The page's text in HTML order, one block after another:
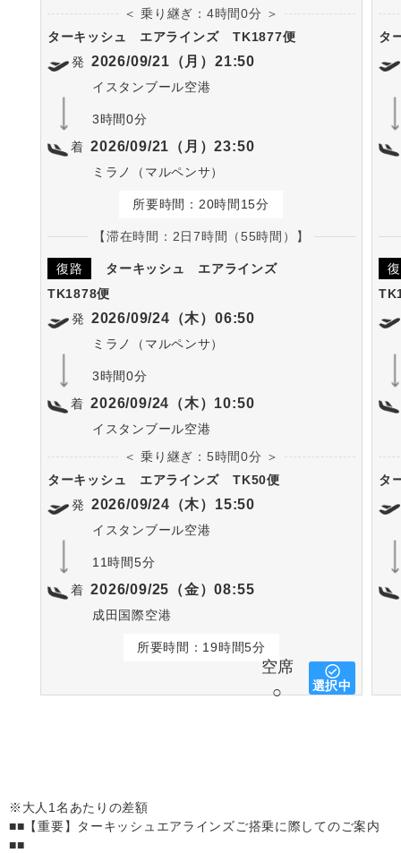
＜ 乗り継ぎ：4時間0分 ＞
ターキッシュ エアラインズ
TK1877便
発 2026/09/21（月）21:50
イスタンブール空港
3時間0分
着 2026/09/21（月）23:50
ミラノ（マルペンサ）
所要時間：20時間15分
【滞在時間：2日7時間（55時間）】
復路
ターキッシュ エアラインズ
TK1878便
発 2026/09/24（木）06:50
ミラノ（マルペンサ）
3時間0分
着 2026/09/24（木）10:50
イスタンブール空港
＜ 乗り継ぎ：5時間0分 ＞
ターキッシュ エアラインズ
TK50便
発 2026/09/24（木）15:50
イスタンブール空港
11時間5分
着 2026/09/25（金）08:55
成田国際空港
所要時間：19時間5分
空席
○
選択中
タ
タ
※大人1名あたりの差額
■■【重要】ターキッシュエアラインズご搭乗に際してのご案内
■■